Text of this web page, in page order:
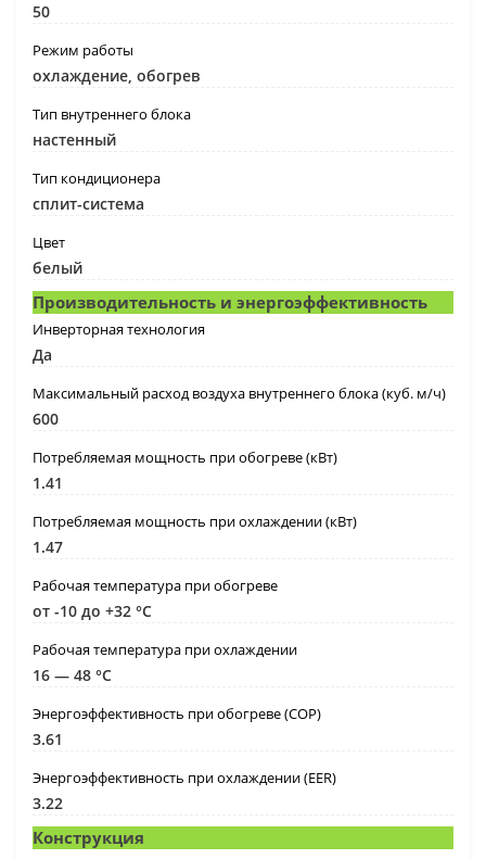
50
Режим работы
охлаждение, обогрев
Тип внутреннего блока
настенный
Тип кондиционера
сплит-система
Цвет
белый
Производительность и энергоэффективность
Инверторная технология
Да
Максимальный расход воздуха внутреннего блока (куб. м/ч)
600
Потребляемая мощность при обогреве (кВт)
1.41
Потребляемая мощность при охлаждении (кВт)
1.47
Рабочая температура при обогреве
от -10 до +32 °C
Рабочая температура при охлаждении
16 — 48 °C
Энергоэффективность при обогреве (COP)
3.61
Энергоэффективность при охлаждении (EER)
3.22
Конструкция